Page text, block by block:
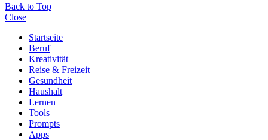
Back to Top
Close
Startseite
Beruf
Kreativität
Reise & Freizeit
Gesundheit
Haushalt
Lernen
Tools
Prompts
Apps